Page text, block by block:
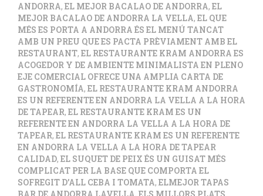
ANDORRA, EL MEJOR BACALAO DE ANDORRA, EL
MEJOR BACALAO DE ANDORRA LA VELLA, EL QUE
MÉS ES PORTA A ANDORRA ÉS EL MENÚ TANCAT
AMB UN PREU QUE ES PACTA PRÈVIAMENT AMB EL
RESTAURANT, EL RESTAURANTE KRAM ANDORRA ES
ACOGEDOR Y DE AMBIENTE MINIMALISTA EN PLENO
EJE COMERCIAL OFRECE UNA AMPLIA CARTA DE
GASTRONOMÍA, EL RESTAURANTE KRAM ANDORRA
ES UN REFERENTE EN ANDORRA LA VELLA A LA HORA
DE TAPEAR, EL RESTAURANTE KRAM ES UN
REFERENTE EN ANDORRA LA VELLA A LA HORA DE
TAPEAR, EL RESTAURANTE KRAM ES UN REFERENTE
EN ANDORRA LA VELLA A LA HORA DE TAPEAR
CALIDAD, EL SUQUET DE PEIX ÉS UN GUISAT MÉS
COMPLICAT PER LA BASE QUE COMPORTA EL
SOFREGIT D’ALL CEBA I TOMATA, ELMEJOR TAPAS